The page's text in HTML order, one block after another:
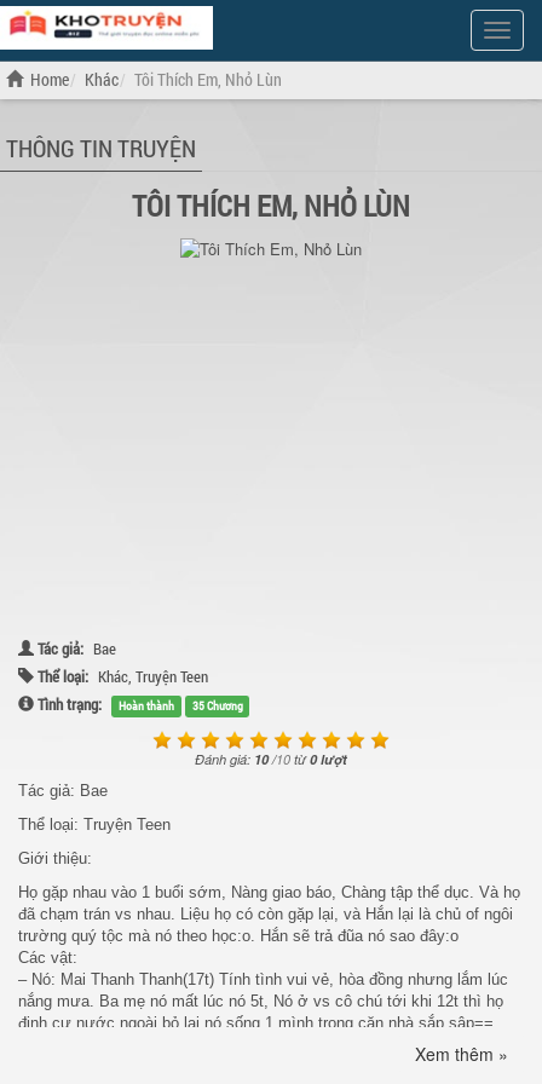
Show
Menu
Home Khác Tôi Thích Em, Nhỏ Lùn
THÔNG TIN TRUYỆN
TÔI THÍCH EM, NHỎ LÙN
Tác giả: Bae
Thể loại: Khác, Truyện Teen
Tình trạng:
Hoàn thành 35 Chương
Đánh giá: 10/10 từ0 lượt
Tác giả: Bae
Thể loại: Truyện Teen
Giới thiệu:
Họ gặp nhau vào 1 buổi sớm, Nàng giao báo, Chàng tập thể dục. Và họ
đã chạm trán vs nhau. Liệu họ có còn gặp lại, và Hắn lại là chủ of ngôi
trường quý tộc mà nó theo học:o. Hắn sẽ trả đũa nó sao đây:o
Các vật:
– Nó: Mai Thanh Thanh(17t) Tính tình vui vẻ, hòa đồng nhưng lắm lúc
nắng mưa. Ba mẹ nó mất lúc nó 5t, Nó ở vs cô chú tới khi 12t thì họ
định cư nước ngoài bỏ lại nó sống 1 mình trong căn nhà sắp sập==.
Khuôn mặt dễ thương, thu hút với đôi mắt to, mũi cao, da trắng, người
Xem thêm »